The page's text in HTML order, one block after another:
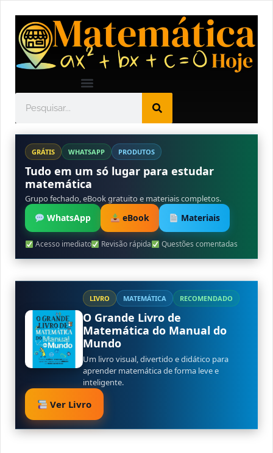
GRÁTIS WHATSAPP PRODUTOS
Tudo em um só lugar para estudar
matemática
Grupo fechado, eBook gratuito e materiais completos.
WhatsApp eBook Materiais
Acesso imediato Revisão rápida Questões comentadas
LIVRO MATEMÁTICA RECOMENDADO
O Grande Livro de
Matemática do Manual do
Mundo
Um livro visual, divertido e didático para
aprender matemática de forma leve e
inteligente.
Ver Livro